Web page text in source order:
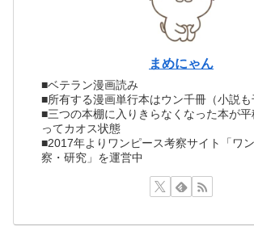
まめにゃん
■ベテラン漫画読み
■所有する漫画単行本はウン千冊（小説も
■三つの本棚に入りきらなくなった本が
ってカオス状態
■2017年よりワンピース考察サイト「ワ
察・研究」を運営中